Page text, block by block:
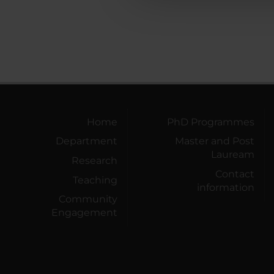
Home
Department
Research
Teaching
Community
Engagement
PhD Programmes
Master and Post
Lauream
Contact
information